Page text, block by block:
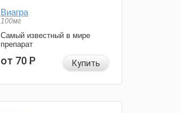
Виагра
100мг
Самый известный в мире
препарат
от 70Р Купить